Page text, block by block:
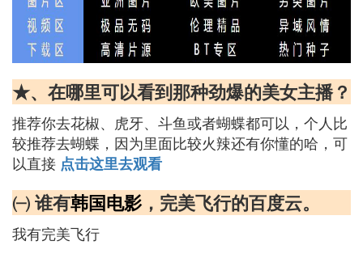
★、在哪里可以看到那种劲爆的美女主播？
推荐你去花椒、虎牙、斗鱼或者蝴蝶都可以，个人比
较推荐去蝴蝶，因为里面比较火辣还有你懂的哈，可
以直接 点击这里去观看
㈠ 谁有韩国电影 ，完美飞行的百度云。
我有完美飞行